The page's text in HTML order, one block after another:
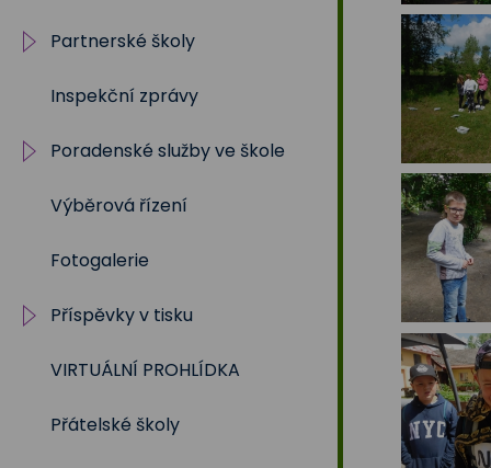
2018/2019
2017/2018
2016/2017
2015/2016
2014/2015
2013/2014
2012/2013
Partnerské školy
Projekty
Inspekční zprávy
Poradenské služby ve škole
Výchovný a kariérní
Metodik prevence
Školní psycholog
Sociální pedagog
Speciální pedagog
Výběrová řízení
Fotogalerie
Příspěvky v tisku
Školní rok 2023 - 2024
Školní rok 2024 - 2025
VIRTUÁLNÍ PROHLÍDKA
Přátelské školy